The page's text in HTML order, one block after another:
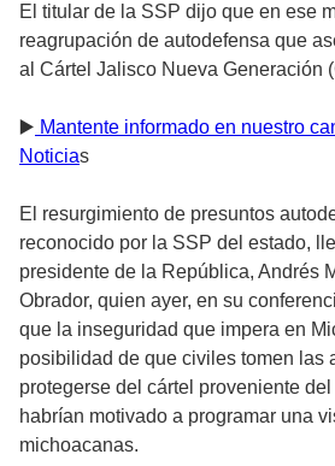
El titular de la SSP dijo que en ese
reagrupación de autodefensa que
al Cártel Jalisco Nueva Generación
▶️ Mantente informado en nuestro
Noticias
El resurgimiento de presuntos
reconocido por la SSP del estado,
presidente de la República, Andrés
Obrador, quien ayer, en su
que la inseguridad que impera en
posibilidad de que civiles tomen las
protegerse del cártel proveniente
habrían motivado a programar una
michoacanas.